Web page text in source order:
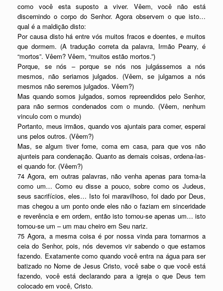
como você esta suposto a viver. Vêem, você não está
discernindo o corpo do Senhor. Agora observem o que isto…
qual é a maldição disto:
Por causa disto há entre vós muitos fracos e doentes, e muitos
que dormem. (A tradução correta da palavra, Irmão Pearry, é
“mortos”. Vêem? Vêem, “muitos estão mortos.”)
Porque, se nós – porque se nós nos julgássemos a nós
mesmos, não seriamos julgados. (Vêem, se julgamos a nós
mesmos não seremos julgados. Vêem?)
Mas quando somos julgados, somos repreendidos pelo Senhor,
para não sermos condenados com o mundo. (Vêem, nenhum
vinculo com o mundo)
Portanto, meus irmãos, quando vos ajuntais para comer, esperai
uns pelos outros. (Vêem?)
Mas, se algum tiver fome, coma em casa, para que vos não
ajunteis para condenação. Quanto as demais coisas, ordena-las-
ei quando for. (Vêem?)
74 Agora, em outras palavras, não venha apenas para toma-la
como um… Como eu disse a pouco, sobre como os Judeus,
seus sacrifícios, eles… Isto foi maravilhoso, foi dado por Deus,
mas chegou a um ponto onde eles não o faziam em sinceridade
e reverência e em ordem, então isto tornou-se apenas um… isto
tornou-se um – um mau cheiro em Seu nariz.
75 Agora, a mesma coisa é por nossa vinda para tornarmos a
ceia do Senhor, pois, nós devemos vir sabendo o que estamos
fazendo. Exatamente como quando você entra na água para ser
batizado no Nome de Jesus Cristo, você sabe o que você está
fazendo, você está declarando para a igreja o que Deus tem
colocado em você, Cristo.